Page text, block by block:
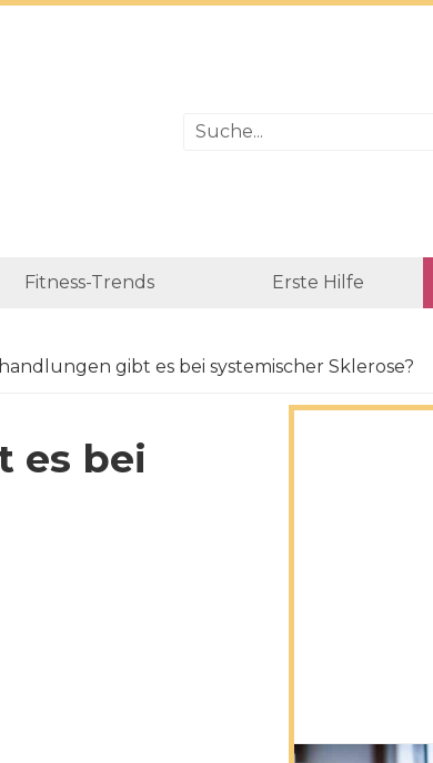
Fitness-Trends Erste Hilfe
gibt es bei systemischer Sklerose?
es bei